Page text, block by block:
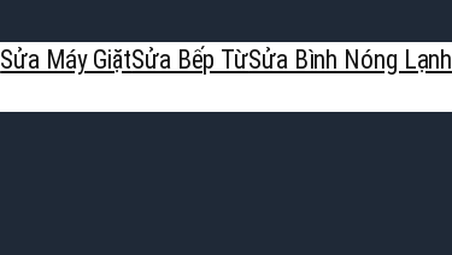
Sửa Máy GiặtSửa Bếp TừSửa Bình Nóng Lạnh